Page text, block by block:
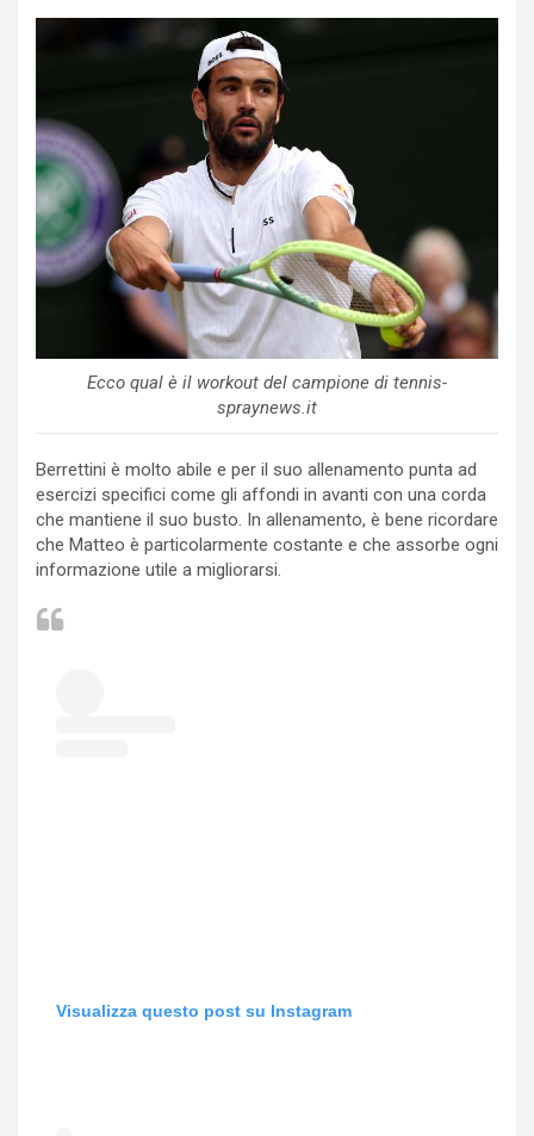
Ecco qual è il workout del campione di tennis-
spraynews.it
Berrettini è molto abile e per il suo allenamento punta ad
esercizi specifici come gli affondi in avanti con una corda
che mantiene il suo busto. In allenamento, è bene ricordare
che Matteo è particolarmente costante e che assorbe ogni
informazione utile a migliorarsi.
Visualizza questo post su Instagram